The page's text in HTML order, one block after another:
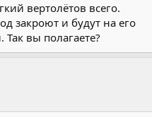
вертолётов всего.
закроют и будут на его
вы полагаете?